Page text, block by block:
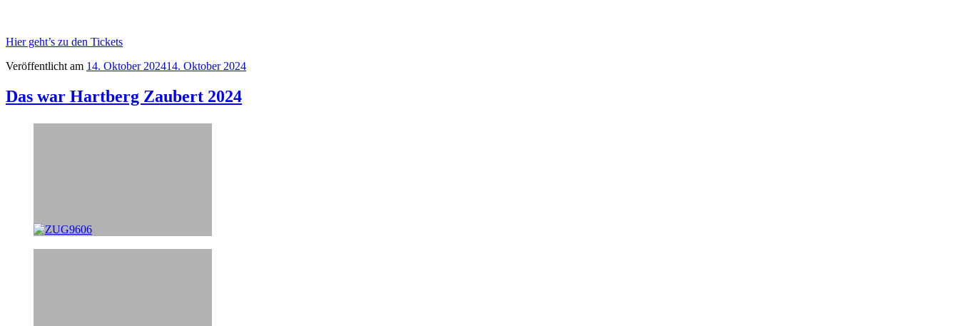
Hier geht’s zu den Tickets
Veröffentlicht am 14. Oktober 202414. Oktober 2024
Das war Hartberg Zaubert 2024